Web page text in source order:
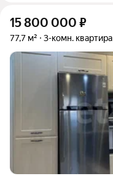
15 800 000 ₽
77,7 м² 3-комн. квартира